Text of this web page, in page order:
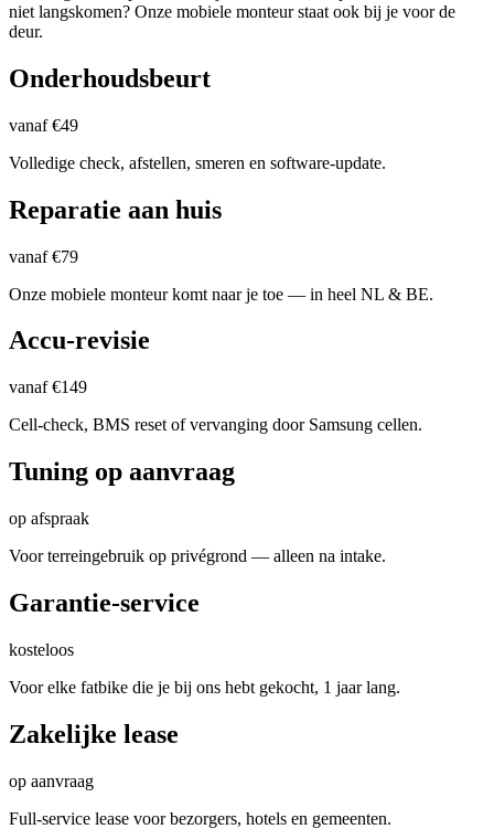
niet langskomen? Onze mobiele monteur staat ook bij je voor de
deur.
Onderhoudsbeurt
vanaf €49
Volledige check, afstellen, smeren en software-update.
Reparatie aan huis
vanaf €79
Onze mobiele monteur komt naar je toe — in heel NL & BE.
Accu-revisie
vanaf €149
Cell-check, BMS reset of vervanging door Samsung cellen.
Tuning op aanvraag
op afspraak
Voor terreingebruik op privégrond — alleen na intake.
Garantie-service
kosteloos
Voor elke fatbike die je bij ons hebt gekocht, 1 jaar lang.
Zakelijke lease
op aanvraag
Full-service lease voor bezorgers, hotels en gemeenten.